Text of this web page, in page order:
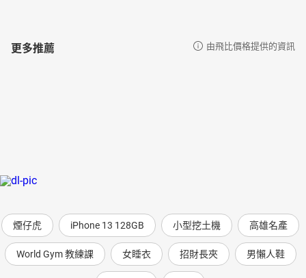
室
面。
滿足所有人的好奇心 －包含各年齡層、各種程度的青少年和
大人，無須基礎都可以輕鬆進入。
想怎麼聽，就怎麼聽！ －購買即可不限次數永久收聽。 －各
更多推薦 由飛比價格提供的資訊
煙仔虎 iPhone 13 128GB 小型挖土機 高雄名產
World Gym 教練課 女睡衣 招財長夾 男懶人鞋